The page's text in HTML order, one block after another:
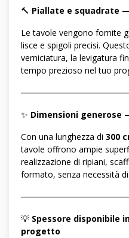
🔨 Piallate e squadrate
Le tavole vengono fornite
lisce e spigoli precisi.
verniciatura, la levigatura
tempo prezioso nel tuo
✨ Dimensioni generose
Con una lunghezza di 300
tavole offrono ampie
realizzazione di ripiani,
formato, senza necessità
💡 Spessore disponibile
progetto